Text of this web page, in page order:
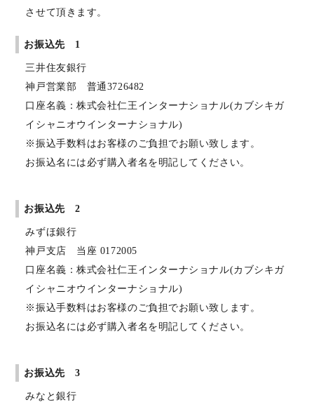
させて頂きます。
お振込先 1
三井住友銀行
神戸営業部 普通3726482
口座名義：株式会社仁王インターナショナル(カブシキガ
イシャニオウインターナショナル)
※振込手数料はお客様のご負担でお願い致します。
お振込名には必ず購入者名を明記してください。
お振込先 2
みずほ銀行
神戸支店 当座 0172005
口座名義：株式会社仁王インターナショナル(カブシキガ
イシャニオウインターナショナル)
※振込手数料はお客様のご負担でお願い致します。
お振込名には必ず購入者名を明記してください。
お振込先 3
みなと銀行